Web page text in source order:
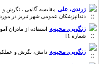
زرندی، علی مقایسه آگاهی ، نگرش و
دندانپزشکان عمومی شهر تبریز در مورد سلامت
زنگویی، محبوبه
شماره 1]
زنگویی، محبوبه دانش، نگرش و عملکرد